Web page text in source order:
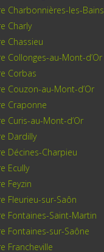
Charbonnières-les-Bains
Charly
Chassieu
Collonges-au-Mont-d’Or
Corbas
Couzon-au-Mont-d’Or
Craponne
Curis-au-Mont-d’Or
Dardilly
Décines-Charpieu
Ecully
Feyzin
Fleurieu-sur-Saôn
Fontaines-Saint-Martin
Fontaines-sur-Saône
Francheville